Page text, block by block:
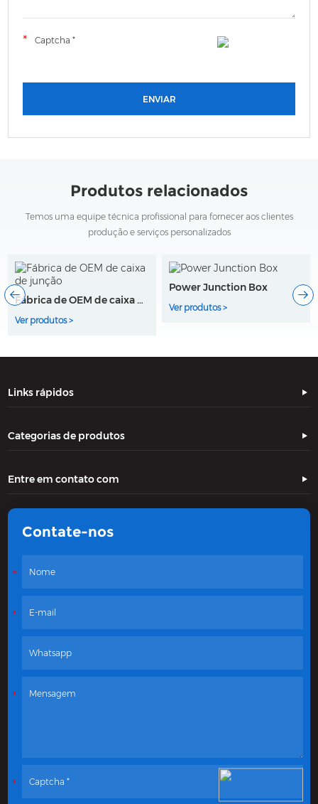
Produtos relacionados
Temos uma equipe técnica profissional para fornecer aos clientes
produção e serviços personalizados
Power Junction Box
Ver produtos >
Fabricantes de caixas de junção
Links rápidos
Categorias de produtos
Entre em contato com
Contate-nos